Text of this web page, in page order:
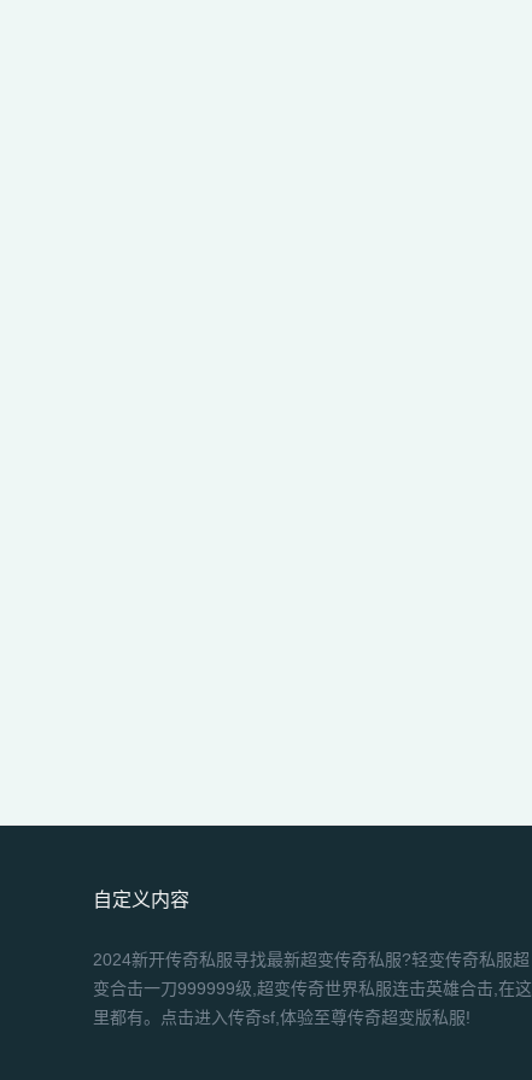
自定义内容
2024新开传奇私服寻找最新超变传奇私服?轻变传奇私服超
变合击一刀999999级,超变传奇世界私服连击英雄合击,在这
里都有。点击进入传奇sf,体验至尊传奇超变版私服!